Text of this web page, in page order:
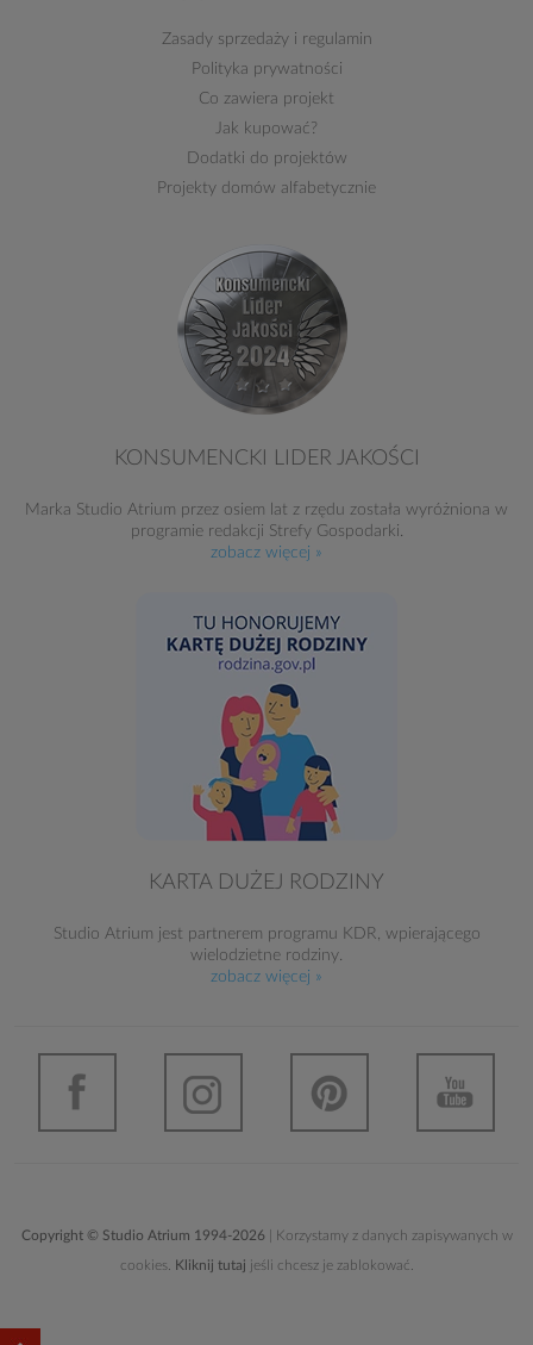
Zasady sprzedażyi regulamin
Polityka prywatności
Co zawiera projekt
Jak kupować?
Dodatki do projektów
Projekty domów alfabetycznie
KONSUMENCKI LIDER JAKOŚCI
Marka Studio Atrium przez osiem lat z rzędu została wyróżniona w
programie redakcji Strefy Gospodarki.
zobacz więcej »
KARTA DUŻEJ RODZINY
Studio Atrium jest partnerem programu KDR, wpierającego
wielodzietne rodziny.
zobacz więcej »
Copyright © Studio Atrium 1994-2026| Korzystamy z danych zapisywanych w
cookies. Kliknij tutaj jeśli chcesz je zablokować.